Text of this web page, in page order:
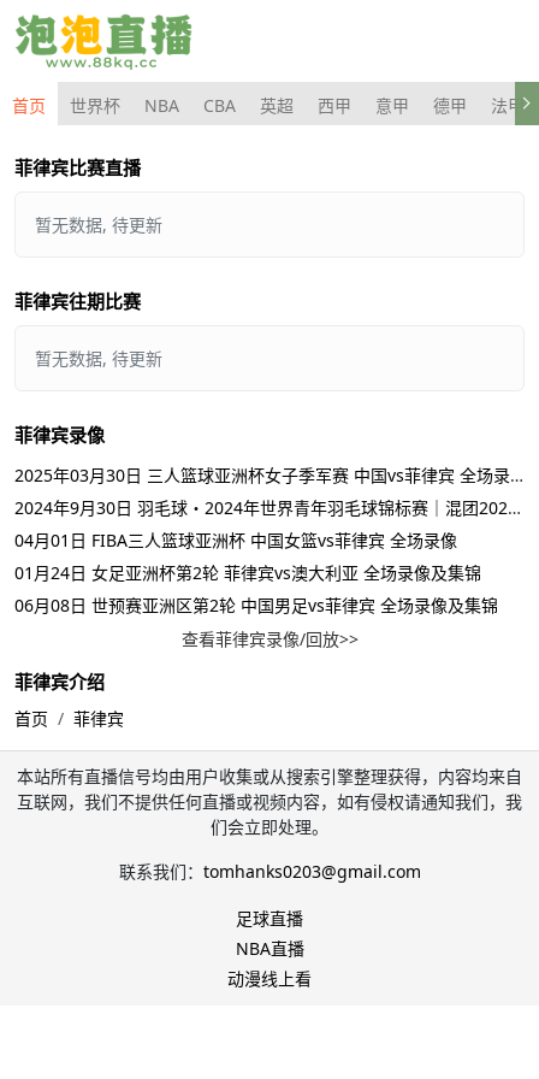
首页 世界杯 NBA CBA 英超 西甲 意甲 德甲 法甲
菲律宾比赛直播
暂无数据, 待更新
菲律宾往期比赛
暂无数据, 待更新
菲律宾录像
2025年03月30日 三人篮球亚洲杯女子季军赛 中国vs菲律宾 全场录像回放
2024年9月30日 羽毛球・2024年世界青年羽毛球锦标赛｜混团2024世界青年羽毛球混团锦标赛 泰国 VS 菲律宾
04月01日 FIBA三人篮球亚洲杯 中国女篮vs菲律宾 全场录像
01月24日 女足亚洲杯第2轮 菲律宾vs澳大利亚 全场录像及集锦
06月08日 世预赛亚洲区第2轮 中国男足vs菲律宾 全场录像及集锦
查看菲律宾录像/回放>>
菲律宾介绍
首页 菲律宾
本站所有直播信号均由用户收集或从搜索引擎整理获得，内容均来自
互联网，我们不提供任何直播或视频内容，如有侵权请通知我们，我
们会立即处理。
联系我们： tomhanks0203@gmail.com
足球直播
NBA直播
动漫线上看